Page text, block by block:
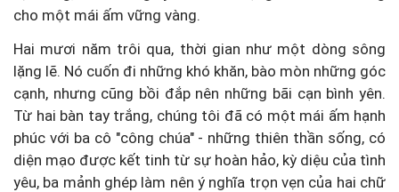
cho một mái ấm vững vàng.
Hai mươi năm trôi qua, thời gian như một dòng sông
lặng lẽ. Nó cuốn đi những khó khăn, bào mòn những góc
cạnh, nhưng cũng bồi đắp nên những bãi cạn bình yên.
Từ hai bàn tay trắng, chúng tôi đã có một mái ấm hạnh
phúc với ba cô "công chúa" - những thiên thần sống, có
diện mạo được kết tinh từ sự hoàn hảo, kỳ diệu của tình
yêu, ba mảnh ghép làm nên ý nghĩa trọn vẹn của hai chữ